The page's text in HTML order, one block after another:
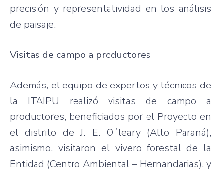
precisión y representatividad en los análisis
de paisaje.
Visitas de campo a productores
Además, el equipo de expertos y técnicos de
la ITAIPU realizó visitas de campo a
productores, beneficiados por el Proyecto en
el distrito de J. E. O´leary (Alto Paraná),
asimismo, visitaron el vivero forestal de la
Entidad (Centro Ambiental – Hernandarias), y